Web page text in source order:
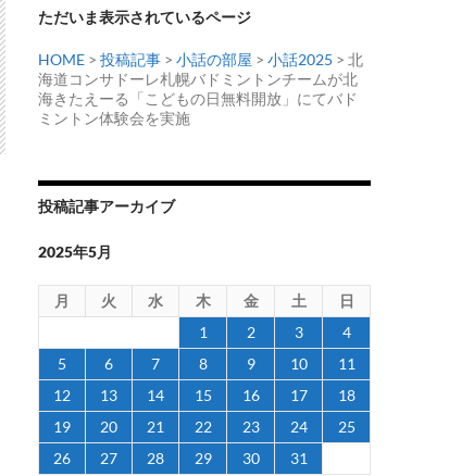
ただいま表示されているページ
HOME > 投稿記事 > 小話の部屋 > 小話2025 > 北
海道コンサドーレ札幌バドミントンチームが北
海きたえーる「こどもの日無料開放」にてバド
ミントン体験会を実施
投稿記事アーカイブ
2025年5月
月 火 水 木 金 土
日
1
2 3
4
5
6 7 8 9 10
11
12
13 14 15 16 17
18
19
20 21 22 23 24
25
26
27 28 29 30
31